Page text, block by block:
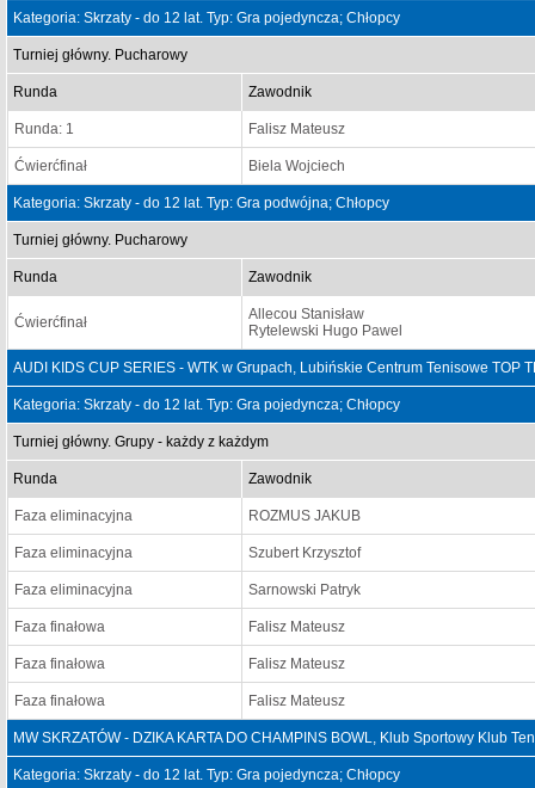
Kategoria: Skrzaty - do 12 lat. Typ: Gra pojedyncza; Chłopcy
Turniej główny. Pucharowy
Runda Zawodnik
Runda: 1 Falisz Mateusz
Ćwierćfinał Biela Wojciech
Kategoria: Skrzaty - do 12 lat. Typ: Gra podwójna; Chłopcy
Turniej główny. Pucharowy
Runda Zawodnik
Ćwierćfinał
Allecou Stanisław
Rytelewski Hugo Pawel
AUDI KIDS CUP SERIES - WTK w Grupach, Lubińskie Centrum Tenisowe TOP
Kategoria: Skrzaty - do 12 lat. Typ: Gra pojedyncza; Chłopcy
Turniej główny. Grupy - każdy z każdym
Runda Zawodnik
Faza eliminacyjna ROZMUS JAKUB
Faza eliminacyjna Szubert Krzysztof
Faza eliminacyjna Sarnowski Patryk
Faza finałowa Falisz Mateusz
Faza finałowa Falisz Mateusz
Faza finałowa Falisz Mateusz
MW SKRZATÓW - DZIKA KARTA DO CHAMPINS BOWL, Klub Sportowy Klub
Kategoria: Skrzaty - do 12 lat. Typ: Gra pojedyncza; Chłopcy